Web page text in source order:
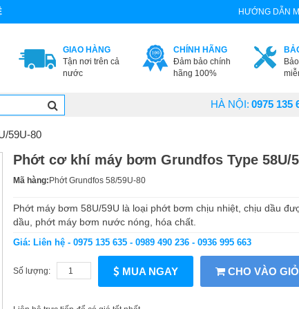
HƯỚNG DẪN
GIAO HÀNG
Tận nơi trên cả
nước
CHÍNH HÃNG
Đảm bảo chính
hãng 100%
HÀ NỘI: 0975 135
59U-80
Phớt cơ khí máy bơm Grundfos Type 58U/
Mã hàng: Phớt Grundfos 58/59U-80
Phớt máy bơm 58U/59U là loại phớt bơm chịu nhiệt, chịu dầu
dầu, phớt máy bơm nước nóng, hóa chất.
Giá: Liên hệ - 0975 135 635 - 0989 490 236 - 0936 995 663
Số lượng: MUA NGAY CHO VÀO GIỎ